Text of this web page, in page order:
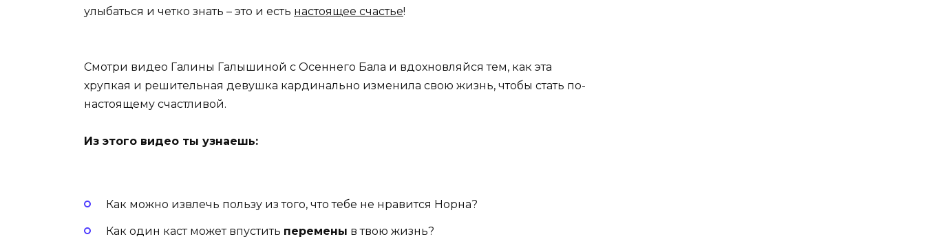
улыбаться и четко знать – это и есть настоящее счастье!
Смотри видео Галины Галышиной с Осеннего Бала и вдохновляйся тем, как эта
хрупкая и решительная девушка кардинально изменила свою жизнь, чтобы стать по-
настоящему счастливой.
Из этого видео ты узнаешь:
Как можно извлечь пользу из того, что тебе не нравится Норна?
Как один каст может впустить перемены в твою жизнь?